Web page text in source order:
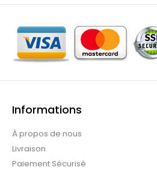
Informations
À propos de nous
Livraison
Paiement Sécurisé